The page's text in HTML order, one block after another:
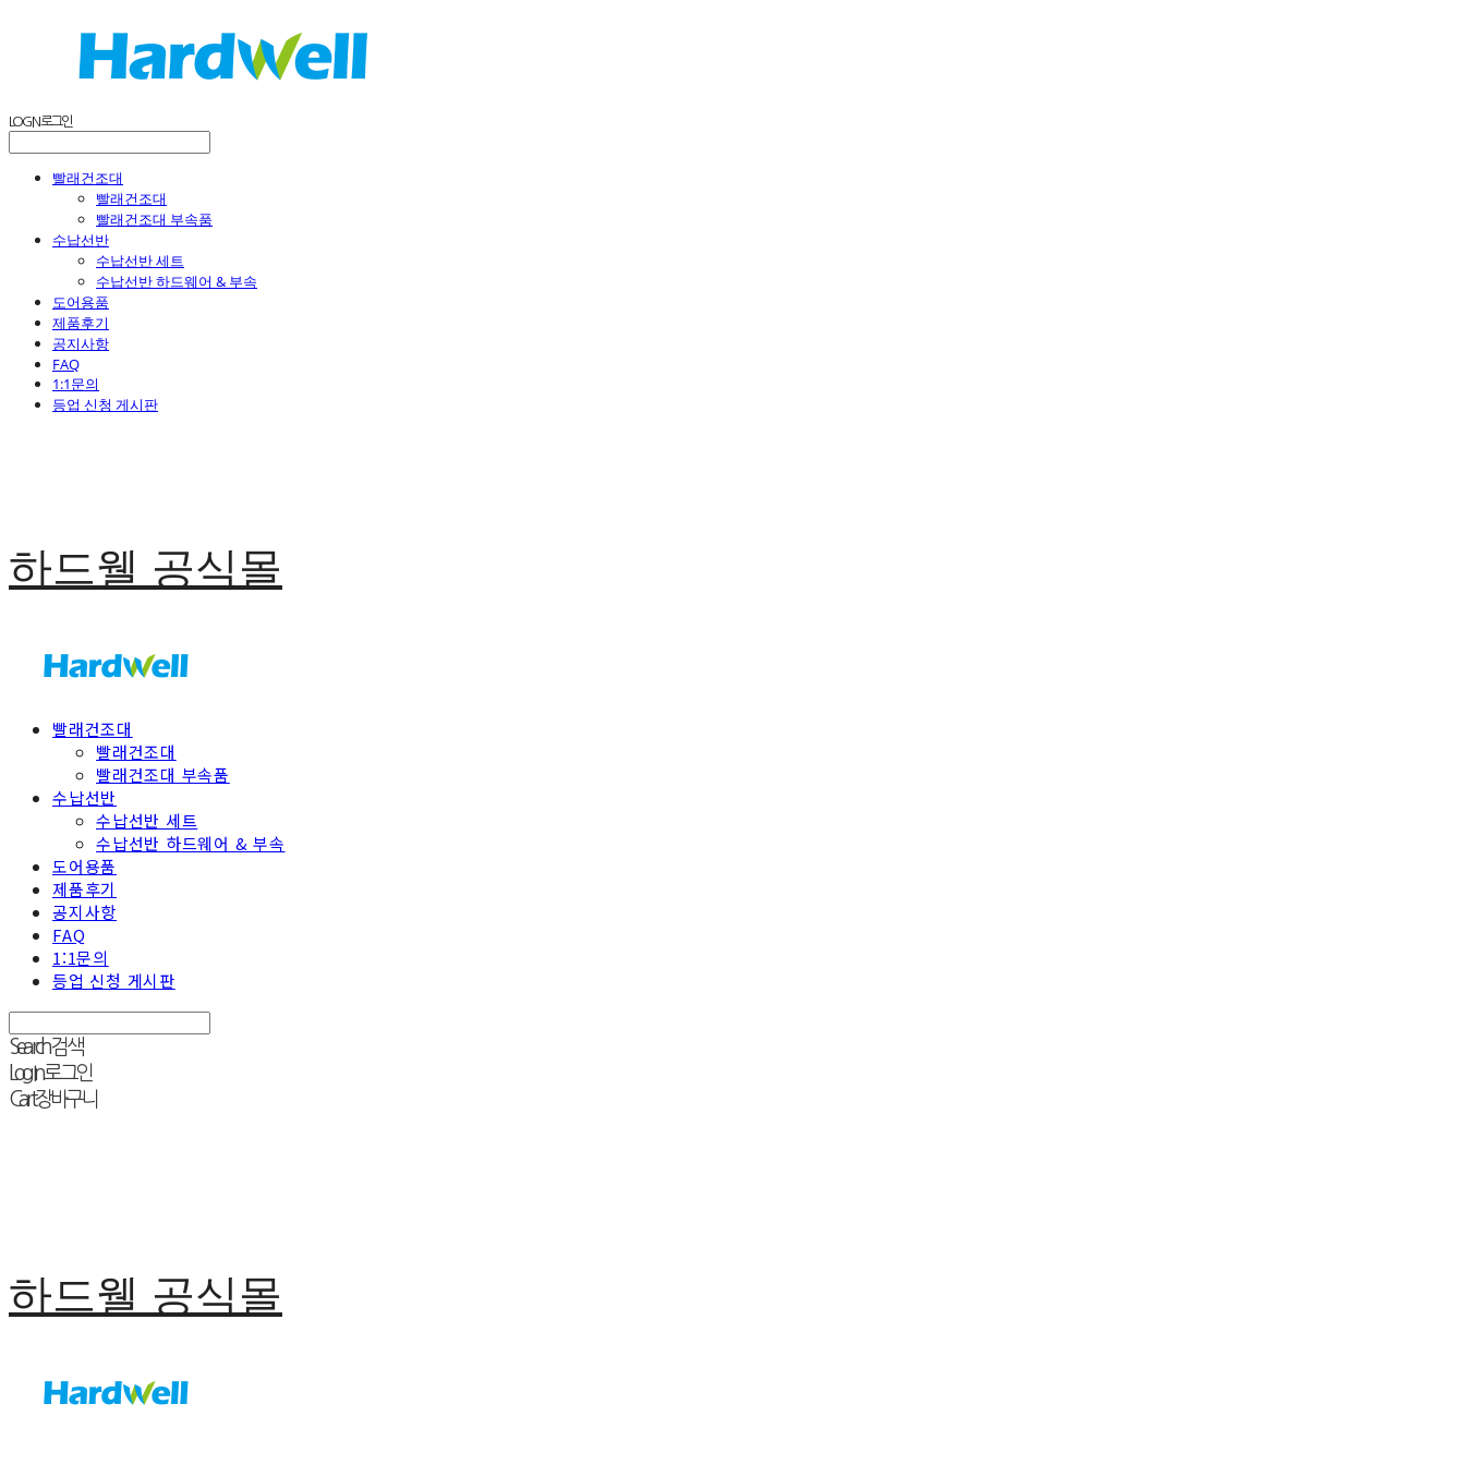
LOG IN로그인
빨래건조대
빨래건조대
빨래건조대 부속품
수납선반
수납선반 세트
수납선반 하드웨어 & 부속
도어용품
제품후기
공지사항
FAQ
1:1문의
등업 신청 게시판
하드웰 공식몰
빨래건조대
빨래건조대
빨래건조대 부속품
수납선반
수납선반 세트
수납선반 하드웨어 & 부속
도어용품
제품후기
공지사항
FAQ
1:1문의
등업 신청 게시판
Search검색
Log In로그인
Cart장바구니
하드웰 공식몰